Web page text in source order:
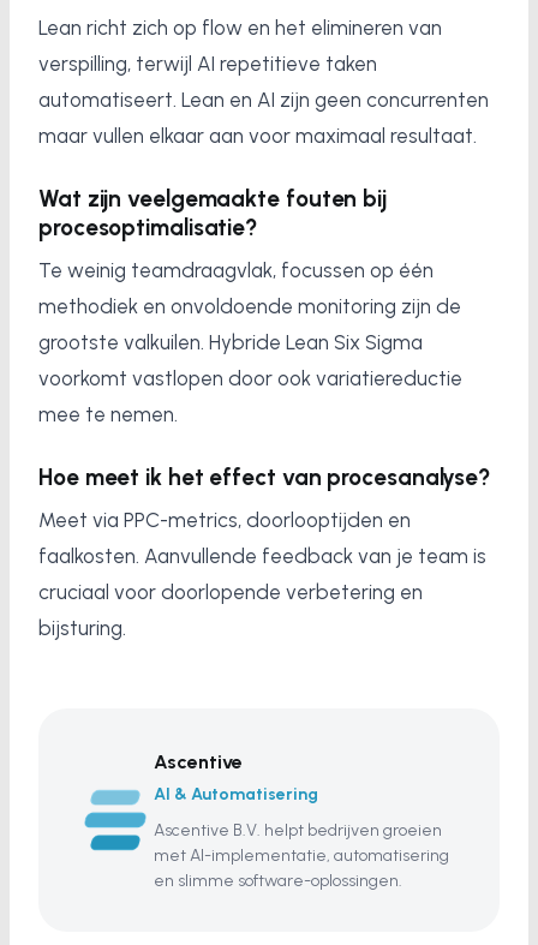
Lean richt zich op flow en het elimineren van
verspilling, terwijl AI repetitieve taken
automatiseert. Lean en AI zijn geen concurrenten
maar vullen elkaar aan voor maximaal resultaat.
Wat zijn veelgemaakte fouten bij
procesoptimalisatie?
Te weinig teamdraagvlak, focussen op één
methodiek en onvoldoende monitoring zijn de
grootste valkuilen. Hybride Lean Six Sigma
voorkomt vastlopen door ook variatiereductie
mee te nemen.
Hoe meet ik het effect van procesanalyse?
Meet via PPC-metrics, doorlooptijden en
faalkosten. Aanvullende feedback van je team is
cruciaal voor doorlopende verbetering en
bijsturing.
Ascentive
AI & Automatisering
Ascentive B.V. helpt bedrijven groeien
met AI-implementatie, automatisering
en slimme software-oplossingen.